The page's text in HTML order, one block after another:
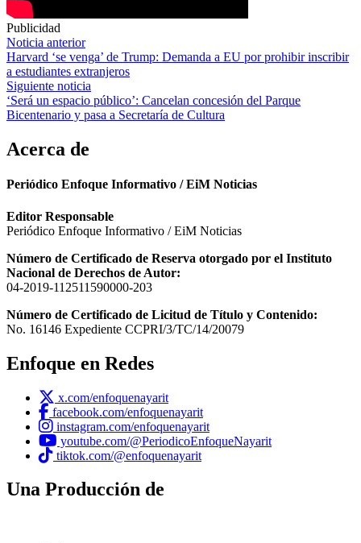
Publicidad
Navegación
de
entradas
Noticia anterior
Harvard ‘se venga’ de Trump: Demanda a EU por prohibir inscribir
a estudiantes extranjeros
Siguiente noticia
‘Será un espacio público’: Cancelan concesión del Parque
Bicentenario y pasa a Secretaría de Cultura
Acerca de
Periódico Enfoque Informativo / EiM Noticias
Editor Responsable
Periódico Enfoque Informativo / EiM Noticias
Número de Certificado de Reserva otorgado por el Instituto
Nacional de Derechos de Autor:
04-2019-112511590000-203
Número de Certificado de Licitud de Título y Contenido:
No. 16146 Expediente CCPRI/3/TC/14/20079
Enfoque en Redes
x.com/enfoquenayarit
facebook.com/enfoquenayarit
instagram.com/enfoquenayarit
youtube.com/@PeriodicoEnfoqueNayarit
tiktok.com/@enfoquenayarit
Una Producción de